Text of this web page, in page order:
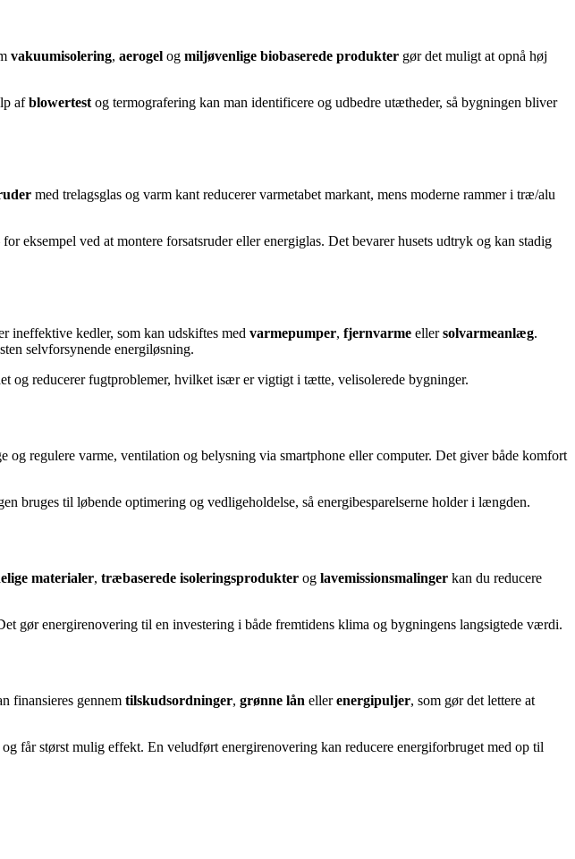
vakuumisolering, aerogel og miljøvenlige biobaserede produkter gør det muligt at opnå høj
afblowertestog termografering kan man identificere og udbedre utætheder, så bygningen bliver
med trelagsglas og varm kant reducerer varmetabet markant, mens moderne rammer i træ/alu
for eksempel ved at montere forsatsruder eller energiglas. Det bevarer husets udtryk og kan stadig
ineffektive kedler, som kan udskiftes med varmepumper, fjernvarme ellersolvarmeanlæg.
selvforsynende energiløsning.
og reducerer fugtproblemer, hvilket især er vigtigt i tætte, velisolerede bygninger.
og regulere varme, ventilation og belysning via smartphone eller computer. Det giver både komfort
bruges til løbende optimering og vedligeholdelse, så energibesparelserne holder i længden.
materialer, træbaserede isoleringsprodukter og lavemissionsmalinger kan du reducere
gør energirenovering til en investering i både fremtidens klima og bygningens langsigtede værdi.
finansieres gennem tilskudsordninger, grønne lån ellerenergipuljer, som gør det lettere at
får størst mulig effekt. En veludført energirenovering kan reducere energiforbruget med op til